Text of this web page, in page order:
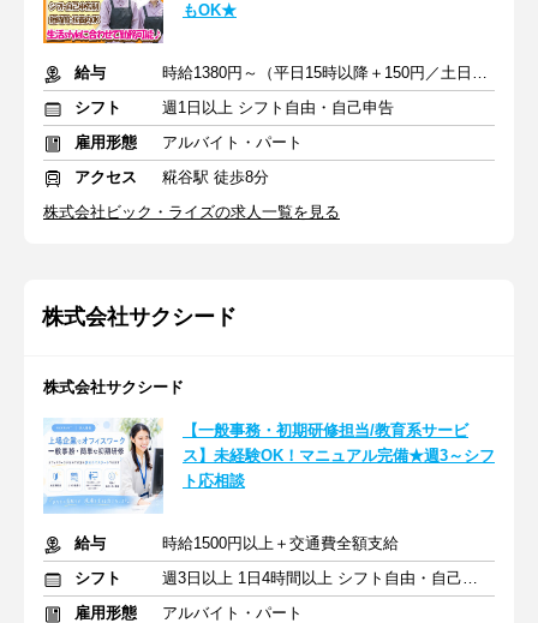
もOK★
給与
時給1380円～（平日15時以降＋150円／土日祝＋200円）＋交通費
シフト
週1日以上 シフト自由・自己申告
雇用形態
アルバイト・パート
アクセス
糀谷駅 徒歩8分
株式会社ビック・ライズの求人一覧を見る
株式会社サクシード
株式会社サクシード
【一般事務・初期研修担当/教育系サービ
ス】未経験OK！マニュアル完備★週3～シフ
ト応相談
給与
時給1500円以上＋交通費全額支給
シフト
週3日以上 1日4時間以上 シフト自由・自己申告
雇用形態
アルバイト・パート